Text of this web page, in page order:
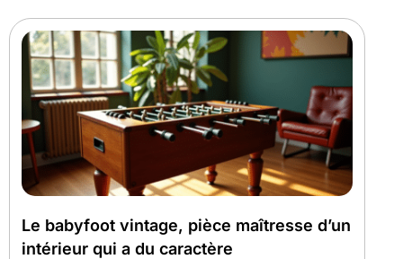
Le babyfoot vintage, pièce maîtresse d’un
intérieur qui a du caractère